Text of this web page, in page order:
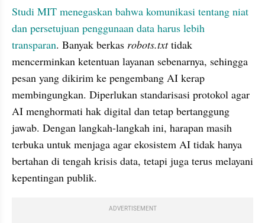
Studi MIT menegaskan bahwa komunikasi tentang niat
dan persetujuan penggunaan data harus lebih
transparan. Banyak berkas robots.txt tidak
mencerminkan ketentuan layanan sebenarnya, sehingga
pesan yang dikirim ke pengembang AI kerap
membingungkan. Diperlukan standarisasi protokol agar
AI menghormati hak digital dan tetap bertanggung
jawab. Dengan langkah-langkah ini, harapan masih
terbuka untuk menjaga agar ekosistem AI tidak hanya
bertahan di tengah krisis data, tetapi juga terus melayani
kepentingan publik.
ADVERTISEMENT